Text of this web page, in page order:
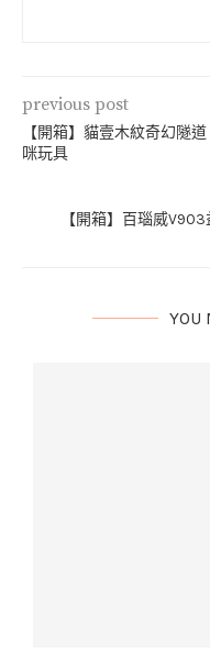
previous post
【開箱】貓壹木紋奇幻隧
咪玩具
【開箱】百瑙威
YOU